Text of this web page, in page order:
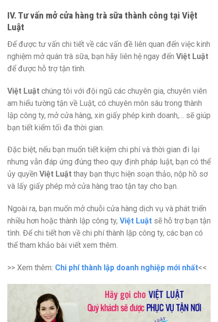
IV. Tư vấn mở cửa hàng trà sữa thành công tại Việt
Luật
Để được tư vấn chi tiết về các vấn đề liên quan đến việc kinh
nghiệm mở quán trà sữa, bạn hãy liên hệ ngay đến Việt Luật
để được hỗ trợ tận tình.
Việt Luật chúng tôi với đội ngũ các chuyên gia, chuyên viên
am hiểu tường tận về Luật, có chuyên môn sâu trong thành
lập công ty, mở cửa hàng, xin giấy phép kinh doanh,… sẽ giúp
bạn tiết kiểm tối đa thời gian.
Đặc biệt, nếu bạn muốn tiết kiệm chi phí và thời gian đi lại
nhưng vẫn đáp ứng đúng theo quy định pháp luật, bạn có thể
ủy quyền Việt Luật thay bạn thực hiện soạn thảo, nộp hồ sơ
và lấy giấy phép mở cửa hàng trao tận tay cho bạn.
Ngoài ra, bạn muốn mở chuỗi cửa hàng dịch vụ và phát triển
nhiều hơn hoặc thành lập công ty, Việt Luật sẽ hỗ trợ bạn tận
tình. Để chi tiết hơn về chi phí thành lập công ty, các bạn có
thể tham khảo bài viết xem thêm.
>> Xem thêm: Chi phí thành lập doanh nghiệp mới nhất<<